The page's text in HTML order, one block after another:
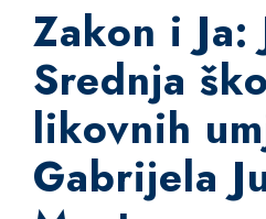
Zakon i Ja:
Srednja
likovnih
Gabrijela